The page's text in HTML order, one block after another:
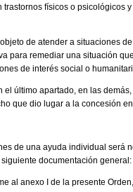
físicos o psicológicos
de atender a situaciones
para remediar una situación
de interés social o
el último apartado, en las
que dio lugar a la concesión
de una ayuda individual será
documentación general:
al anexo I de la presente